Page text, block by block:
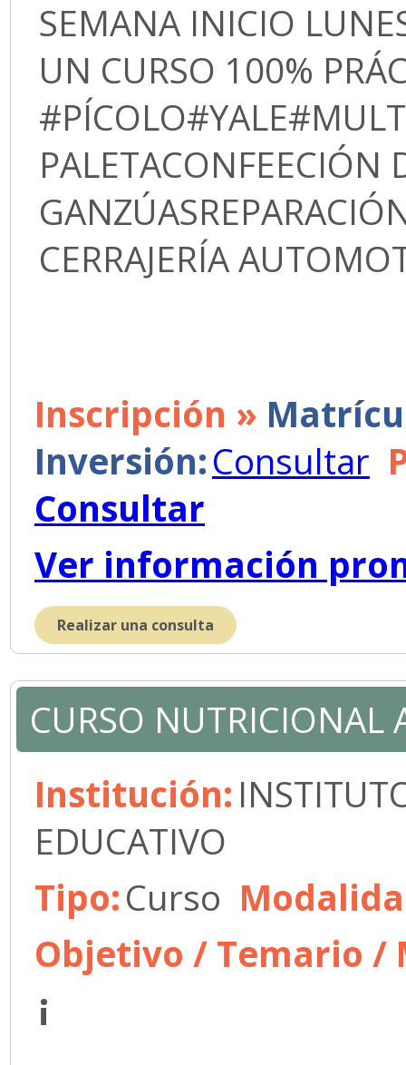
SEMANA INICIO
UN CURSO 100%
PALETACONFEECIÓN
CERRAJERÍA
Inscripción »
Inversión:Consultar
Consultar
Ver información
Realizar una consulta
CURSO NUTRICIONAL
Institución:
EDUCATIVO
Tipo:Curso
Objetivo / Temario /
¡